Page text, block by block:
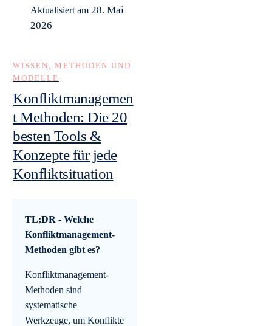
Aktualisiert am28. Mai
2026
WISSEN, METHODEN UND
MODELLE
Konfliktmanagemen
t Methoden: Die 20
besten Tools &
Konzepte für jede
Konfliktsituation
TL;DR - Welche
Konfliktmanagement-
Methoden gibt es?
Konfliktmanagement-
Methoden sind
systematische
Werkzeuge, um Konflikte